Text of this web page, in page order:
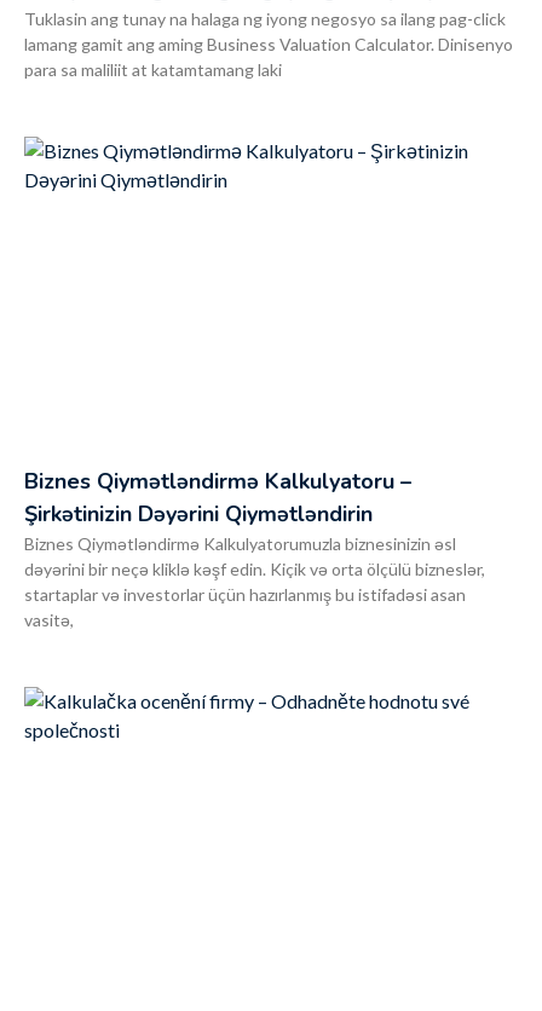
Tuklasin ang tunay na halaga ng iyong negosyo sa ilang pag-click
lamang gamit ang aming Business Valuation Calculator. Dinisenyo
para sa maliliit at katamtamang laki
Biznes Qiymətləndirmə Kalkulyatoru –
Şirkətinizin Dəyərini Qiymətləndirin
Biznes Qiymətləndirmə Kalkulyatorumuzla biznesinizin əsl
dəyərini bir neçə kliklə kəşf edin. Kiçik və orta ölçülü bizneslər,
startaplar və investorlar üçün hazırlanmış bu istifadəsi asan
vasitə,